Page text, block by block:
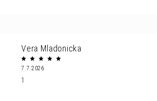
Vera Mladonicka
7.7.2026
1